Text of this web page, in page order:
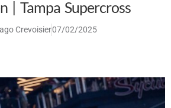
| Tampa Supercross
Crevoisier07/02/2025